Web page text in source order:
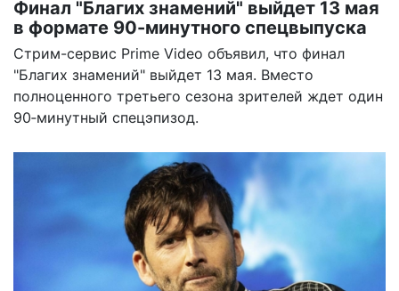
Финал "Благих знамений" выйдет 13 мая
в формате 90-минутного спецвыпуска
Стрим-сервис Prime Video объявил, что финал
"Благих знамений" выйдет 13 мая. Вместо
полноценного третьего сезона зрителей ждет один
90‑минутный спецэпизод.